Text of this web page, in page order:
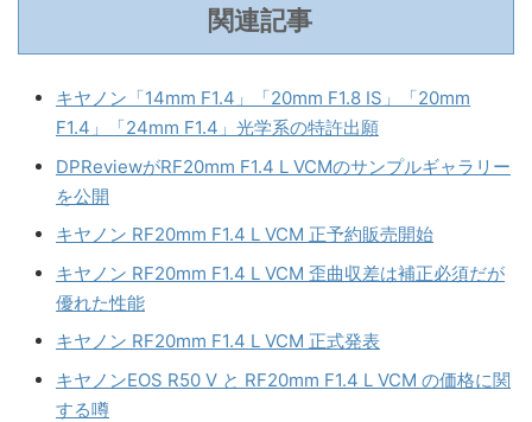
関連記事
キヤノン「14mm F1.4」「20mm F1.8 IS」「20mm
F1.4」「24mm F1.4」光学系の特許出願
DPReviewがRF20mm F1.4 L VCMのサンプルギャラリー
を公開
キヤノン RF20mm F1.4 L VCM 正予約販売開始
キヤノン RF20mm F1.4 L VCM 歪曲収差は補正必須だが
優れた性能
キヤノン RF20mm F1.4 L VCM 正式発表
キヤノンEOS R50 V と RF20mm F1.4 L VCM の価格に関
する噂